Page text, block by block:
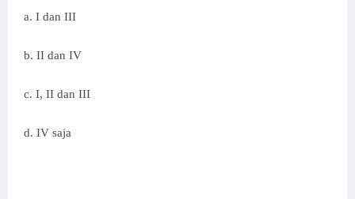
a. I dan III
b. II dan IV
c. I, II dan III
d. IV saja